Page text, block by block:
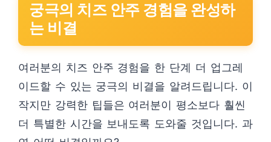
궁극의 치즈 안주 경험을 완성하
는 비결
여러분의 치즈 안주 경험을 한 단계 더 업그레
이드할 수 있는 궁극의 비결을 알려드립니다. 이
작지만 강력한 팁들은 여러분이 평소보다 훨씬
더 특별한 시간을 보내도록 도와줄 것입니다. 과